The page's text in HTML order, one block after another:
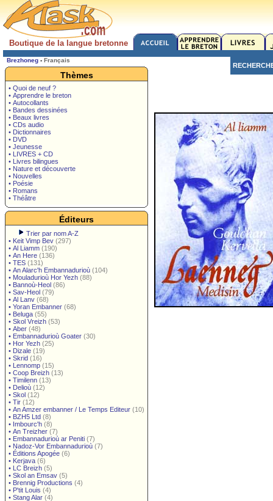
Boutique de la langue bretonne
Brezhoneg - Français
Thèmes
• Quoi de neuf ?
• Apprendre le breton
• Autocollants
• Bandes dessinées
• Beaux livres
• CDs audio
• Dictionnaires
• DVD
• Jeunesse
• LIVRES + CD
• Livres bilingues
• Nature et découverte
• Nouvelles
• Poésie
• Romans
• Théâtre
Éditeurs
Trier par nom A-Z
• Keit Vimp Bev (297)
• Al Liamm (190)
• An Here (136)
• TES (131)
• An Alarc'h Embannadurioù (104)
• Mouladurioù Hor Yezh (88)
• Bannoù-Heol (86)
• Sav-Heol (79)
• Al Lanv (68)
• Yoran Embanner (68)
• Beluga (55)
• Skol Vreizh (53)
• Aber (48)
• Embannadurioù Goater (30)
• Hor Yezh (25)
• Dizale (19)
• Skrid (16)
• Lennomp (15)
• Coop Breizh (13)
• Timilenn (13)
• Delioù (12)
• Skol (12)
• Tir (12)
• An Amzer embanner / Le Temps Editeur (10)
• BZH5 Ltd (8)
• Imbourc'h (8)
• An Treizher (7)
• Embannadurioù ar Peniti (7)
• Nadoz-Vor Embannadurioù (7)
• Éditions Apogée (6)
• Kerjava (6)
• LC Breizh (5)
• Skol an Emsav (5)
• Brennig Productions (4)
• P'tit Louis (4)
• Stang Alar (4)